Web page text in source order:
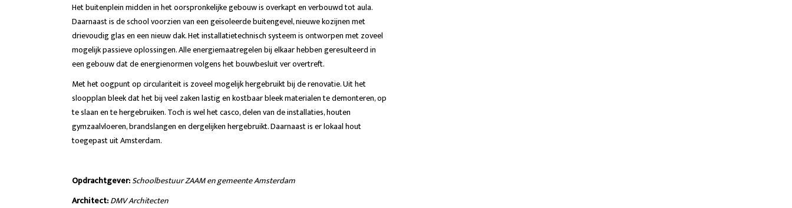
Het buitenplein midden in het oorspronkelijke gebouw is overkapt en verbouwd tot aula.
Daarnaast is de school voorzien van een geïsoleerde buitengevel, nieuwe kozijnen met
drievoudig glas en een nieuw dak. Het installatietechnisch systeem is ontworpen met zoveel
mogelijk passieve oplossingen. Alle energiemaatregelen bij elkaar hebben geresulteerd in
een gebouw dat de energienormen volgens het bouwbesluit ver overtreft.
Met het oogpunt op circulariteit is zoveel mogelijk hergebruikt bij de renovatie. Uit het
sloopplan bleek dat het bij veel zaken lastig en kostbaar bleek materialen te demonteren, op
te slaan en te hergebruiken. Toch is wel het casco, delen van de installaties, houten
gymzaalvloeren, brandslangen en dergelijken hergebruikt. Daarnaast is er lokaal hout
toegepast uit Amsterdam.
Opdrachtgever:Schoolbestuur ZAAM en gemeente Amsterdam
Architect:DMV Architecten